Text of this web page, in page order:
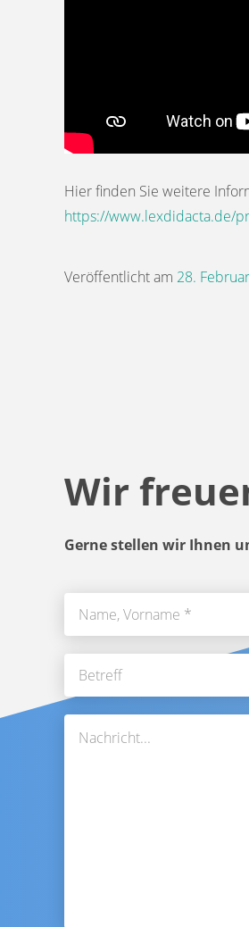
Hier finden Sie weitere
https://www.lexdidacta.de/
Veröffentlicht am 28.
Wir
Gerne stellen wir Ihnen